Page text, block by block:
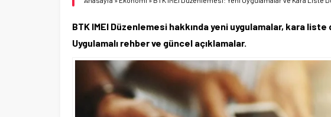
BTK IMEI Düzenlemesi hakkında yeni uygulamalar, kara
Uygulamalı rehber ve güncel açıklamalar.